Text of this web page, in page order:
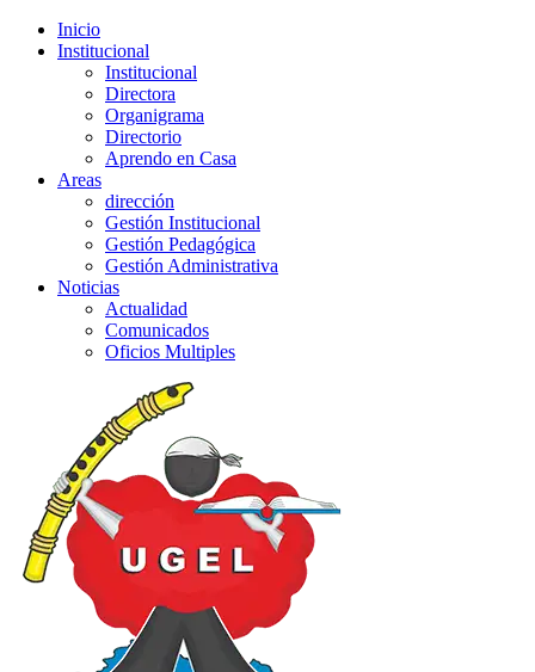
Inicio
Institucional
Institucional
Directora
Organigrama
Directorio
Aprendo en Casa
Areas
dirección
Gestión Institucional
Gestión Pedagógica
Gestión Administrativa
Noticias
Actualidad
Comunicados
Oficios Multiples